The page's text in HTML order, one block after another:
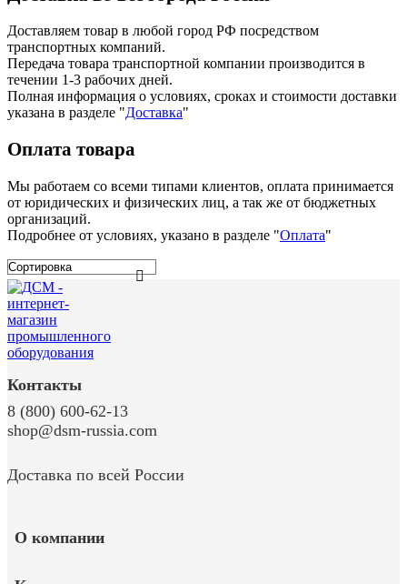
Доставляем товар в любой город РФ посредством
транспортных компаний.
Передача товара транспортной компании производится в
течении 1-3 рабочих дней.
Полная информация о условиях, сроках и стоимости доставки
указана в разделе "Доставка"
Оплата товара
Мы работаем со всеми типами клиентов, оплата принимается
от юридических и физических лиц, а так же от бюджетных
организаций.
Подробнее от условиях, указано в разделе "Оплата"
О компании
Контакты
8 (800) 600-62-13
shop@dsm-russia.com
Доставка по всей России